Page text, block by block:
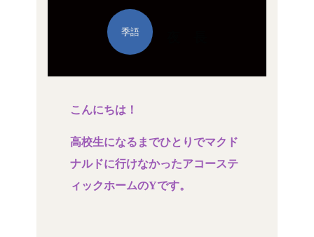
季語
こんにちは！
高校生になるまでひとりでマクド
ナルドに行けなかったアコーステ
ィックホームのYです。